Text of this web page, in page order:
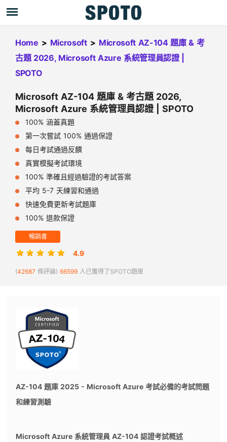
Home > Microsoft > Microsoft AZ-104 題庫 & 考
古題 2026, Microsoft Azure 系統管理員認證 |
SPOTO
Microsoft AZ-104 題庫 & 考古題 2026,
Microsoft Azure 系統管理員認證 | SPOTO
100% 涵蓋真題
第一次嘗試 100% 通過保證
每日考試通過反饋
真實模擬考試環境
100% 準確且經過驗證的考試答案
平均 5-7 天練習和通過
快速免費更新考試題庫
100% 退款保證
暢銷書
4.9
(42687 條評論) 66599 人已獲得了SPOTO題庫
AZ-104 題庫 2025 - Microsoft Azure 考試必備的考試問題
和練習測驗
Microsoft Azure 系統管理員 AZ-104 認證考試概述